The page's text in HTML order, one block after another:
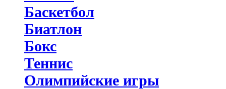
Баскетбол
Биатлон
Бокс
Теннис
Олимпийские игры